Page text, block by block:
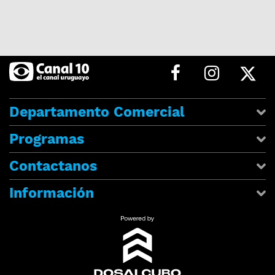
Departamento Comercial
Programas
Contactanos
Información